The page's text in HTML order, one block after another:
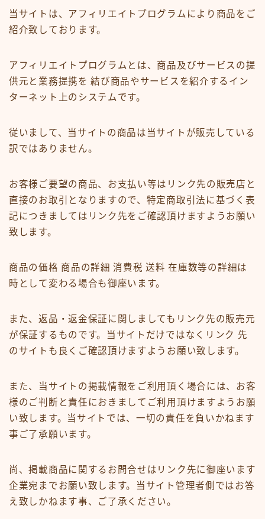
当サイトは、アフィリエイトプログラムにより商品をご
紹介致しております。
アフィリエイトプログラムとは、商品及びサービスの提
供元と業務提携を 結び商品やサービスを紹介するイン
ターネット上のシステムです。
従いまして、当サイトの商品は当サイトが販売している
訳ではありません。
お客様ご要望の商品、お支払い等はリンク先の販売店と
直接のお取引となりますので、特定商取引法に基づく表
記につきましてはリンク先をご確認頂けますようお願い
致します。
商品の価格 商品の詳細 消費税 送料 在庫数等の詳細は
時として変わる場合も御座います。
また、返品・返金保証に関しましてもリンク先の販売元
が保証するものです。当サイトだけではなくリンク 先
のサイトも良くご確認頂けますようお願い致します。
また、当サイトの掲載情報をご利用頂く場合には、お客
様のご判断と責任におきましてご利用頂けますようお願
い致します。当サイトでは、一切の責任を負いかねます
事ご了承願います。
尚、掲載商品に関するお問合せはリンク先に御座います
企業宛までお願い致します。当サイト管理者側ではお答
え致しかねます事、ご了承ください。